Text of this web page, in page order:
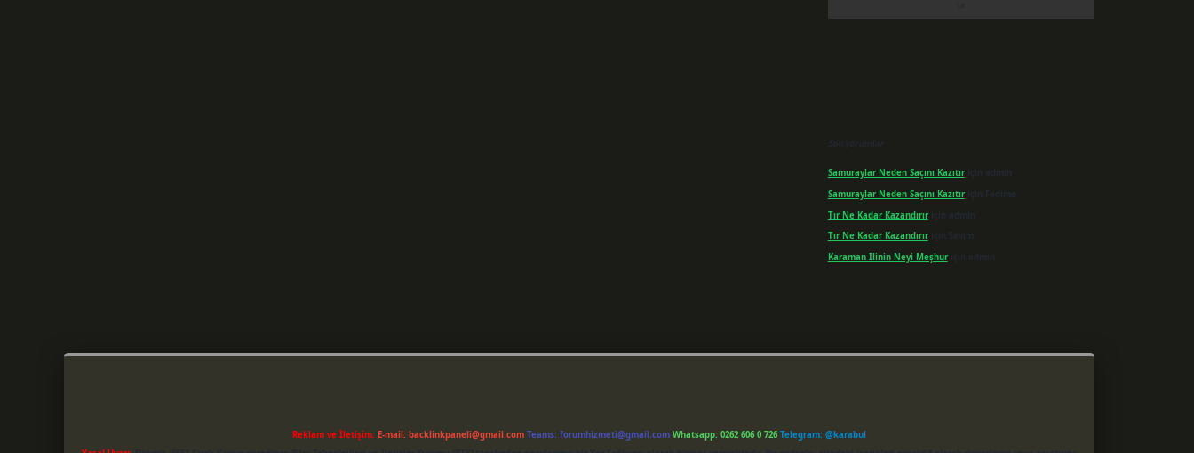
Son yorumlar
Samuraylar Neden Saçını Kazıtıriçin admin
Samuraylar Neden Saçını Kazıtıriçin Fadime
Tır Ne Kadar Kazandırıriçin admin
Tır Ne Kadar Kazandırıriçin Sevim
Karaman Ilinin Neyi Meşhuriçin admin
Reklam ve İletişim: E-mail: backlinkpaneli@gmail.com Teams: forumhizmeti@gmail.com Whatsapp: 0262 606 0 726 Telegram: @karabul